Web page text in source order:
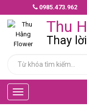
0985.473.962
Thu
Thay
Toggle
navigation
MẪU
HOA
GIAO
NHANH
CHÚC
MỪNG